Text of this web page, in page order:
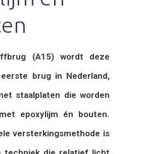
(A15) wordt deze
brug in Nederland,
staalplaten die worden
epoxylijm én bouten.
versterkingsmethode is